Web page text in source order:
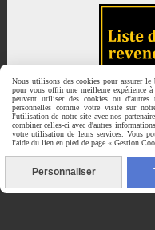
Nous utilisons des cookies pour assurer
pour vous offrir une meilleure expérience
peuvent utiliser des cookies ou d'autres
personnelles comme votre visite sur
l'utilisation de notre site avec nos
combiner celles-ci avec d'autres
votre utilisation de leurs services. Vous
l'aide du lien en pied de page « Gestion
Personnaliser